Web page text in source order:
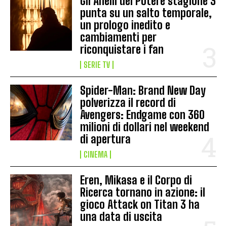
punta su un salto temporale,
un prologo inedito e
cambiamenti per
riconquistare i fan
SERIE TV
Spider-Man: Brand New Day
polverizza il record di
Avengers: Endgame con 360
milioni di dollari nel weekend
di apertura
CINEMA
Eren, Mikasa e il Corpo di
Ricerca tornano in azione: il
gioco Attack on Titan 3 ha
una data di uscita